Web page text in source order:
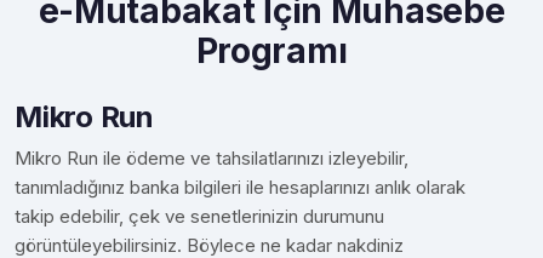
e-Mutabakat İçin Muhasebe
Programı
Mikro Run
Mikro Run ile ödeme ve tahsilatlarınızı izleyebilir,
tanımladığınız banka bilgileri ile hesaplarınızı anlık olarak
takip edebilir, çek ve senetlerinizin durumunu
görüntüleyebilirsiniz. Böylece ne kadar nakdiniz